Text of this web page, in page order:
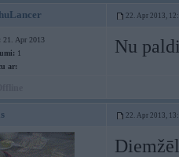
22. Apr 2013,
21. Apr 2013
1
ar:
Nu
22. Apr 2013,